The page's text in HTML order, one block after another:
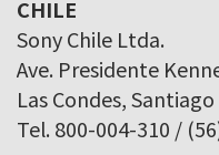
CHILE
Sony Chile Ltda.
Ave. Presidente
Las Condes, Santiago
Tel. 800-004-310 /